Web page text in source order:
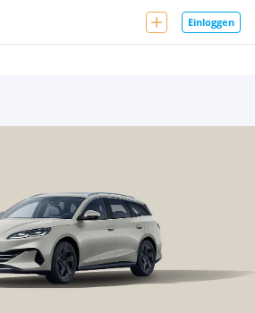
Einloggen